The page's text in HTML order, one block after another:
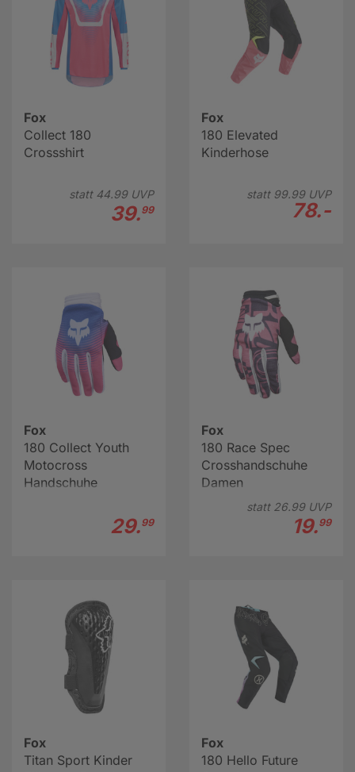
Fox
Collect 180
Crossshirt
statt 44.99UVP
39.99
Fox
180 Elevated
Kinderhose
statt 99.99UVP
78.-
Fox
180 Collect Youth
Motocross
Handschuhe
29.99
Fox
180 Race Spec
Crosshandschuhe
Damen
statt 26.99UVP
19.99
Fox
Titan Sport Kinder
Fox
180 Hello Future